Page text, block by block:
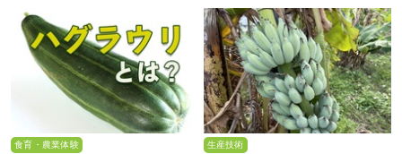
食育・農業体験 生産技術